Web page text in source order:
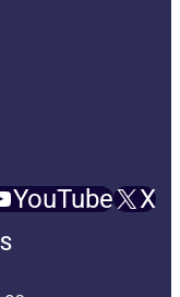
YouTube X